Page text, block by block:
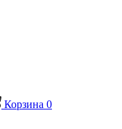
Корзина 0